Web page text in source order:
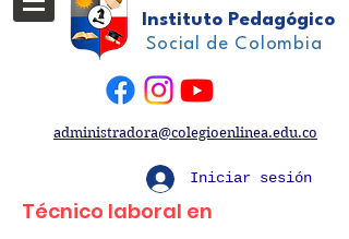
Instituto Pedagógico
Social de Colombia
administradora@colegioenlinea.edu.co
Iniciar sesión
Técnico laboral en